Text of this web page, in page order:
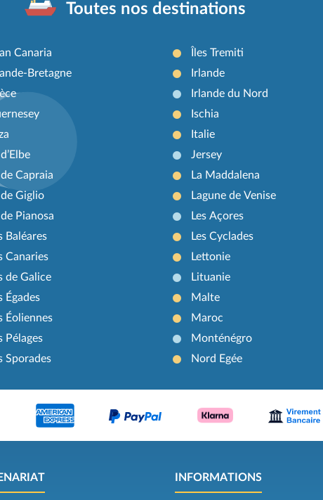
Toutes nos destinations
Canaria
Bretagne
d’Elbe
de Capraia
de Giglio
de Pianosa
Baléares
Canaries
de Galice
Égades
Éoliennes
Pélages
Sporades
Îles Tremiti
Irlande
Irlande du Nord
Ischia
Italie
Jersey
La Maddalena
Lagune de Venise
Les Açores
Les Cyclades
Lettonie
Lituanie
Malte
Maroc
Monténégro
Nord Egée
INFORMATIONS